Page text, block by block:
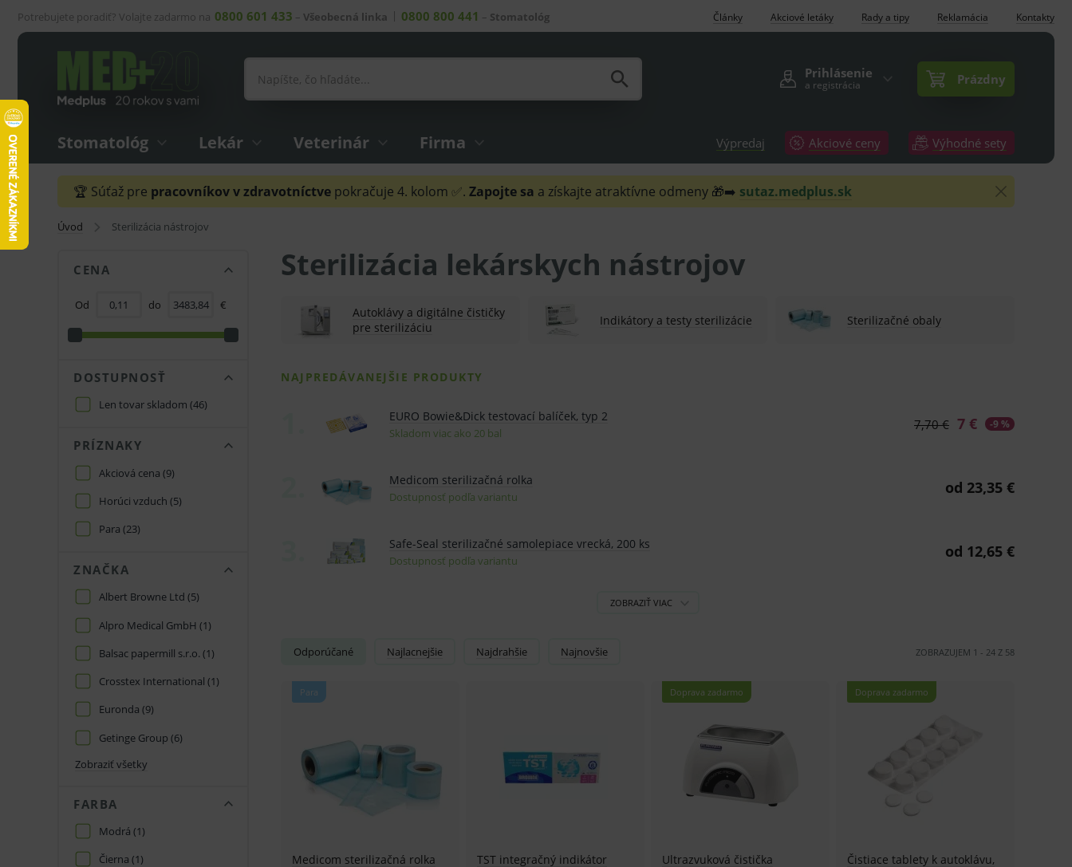
Potrebujete poradiť? Volajte zadarmo na 0800 601 433 – Všeobecná linka 0800 800 441 – Stomatológ Články Akciové letáky Rady a tipy Reklamácia Kontakty
Prihlásenie
a registrácia Prázdny
Stomatológ Lekár Veterinár Firma Výpredaj Akciové ceny Výhodné sety
🏆 Súťaž pre pracovníkov v zdravotníctve pokračuje 4. kolom ✅. Zapojte sa a získajte atraktívne odmeny 🎁➡️ sutaz.medplus.sk
Úvod Sterilizácia nástrojov
CENA
Od do €
DOSTUPNOSŤ
Len tovar skladom (46)
PRÍZNAKY
Akciová cena (9)
Horúci vzduch (5)
Para (23)
ZNAČKA
Albert Browne Ltd (5)
Alpro Medical GmbH (1)
Balsac papermill s.r.o. (1)
Crosstex International (1)
Euronda (9)
Getinge Group (6)
Zobraziť všetky
FARBA
Modrá (1)
Čierna (1)
Sterilizácia lekárskych nástrojov
Autoklávy a digitálne čističky
pre sterilizáciu
Indikátory a testy sterilizácie Sterilizačné obaly
Odporúčané Najlacnejšie Najdrahšie Najnovšie ZOBRAZUJEM 1 - 24 Z 58
Para
Medicom sterilizačná rolka
TST integračný indikátor
Doprava zadarmo
Ultrazvuková čistička
Doprava zadarmo
Čistiace tablety k autoklávu,